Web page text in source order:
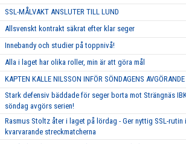
SSL-MÅLVAKT ANSLUTER TILL LUND
Allsvenskt kontrakt säkrat efter klar seger
Innebandy och studier på toppnivå!
Alla i laget har olika roller, min är att göra mål
KAPTEN KALLE NILSSON INFÖR SÖNDAGENS AVGÖRANDE
Stark defensiv bäddade för seger borta mot Strängnäs
söndag avgörs serien!
Rasmus Stoltz åter i laget på lördag - Ger nyttig SSL-rutin
kvarvarande streckmatcherna